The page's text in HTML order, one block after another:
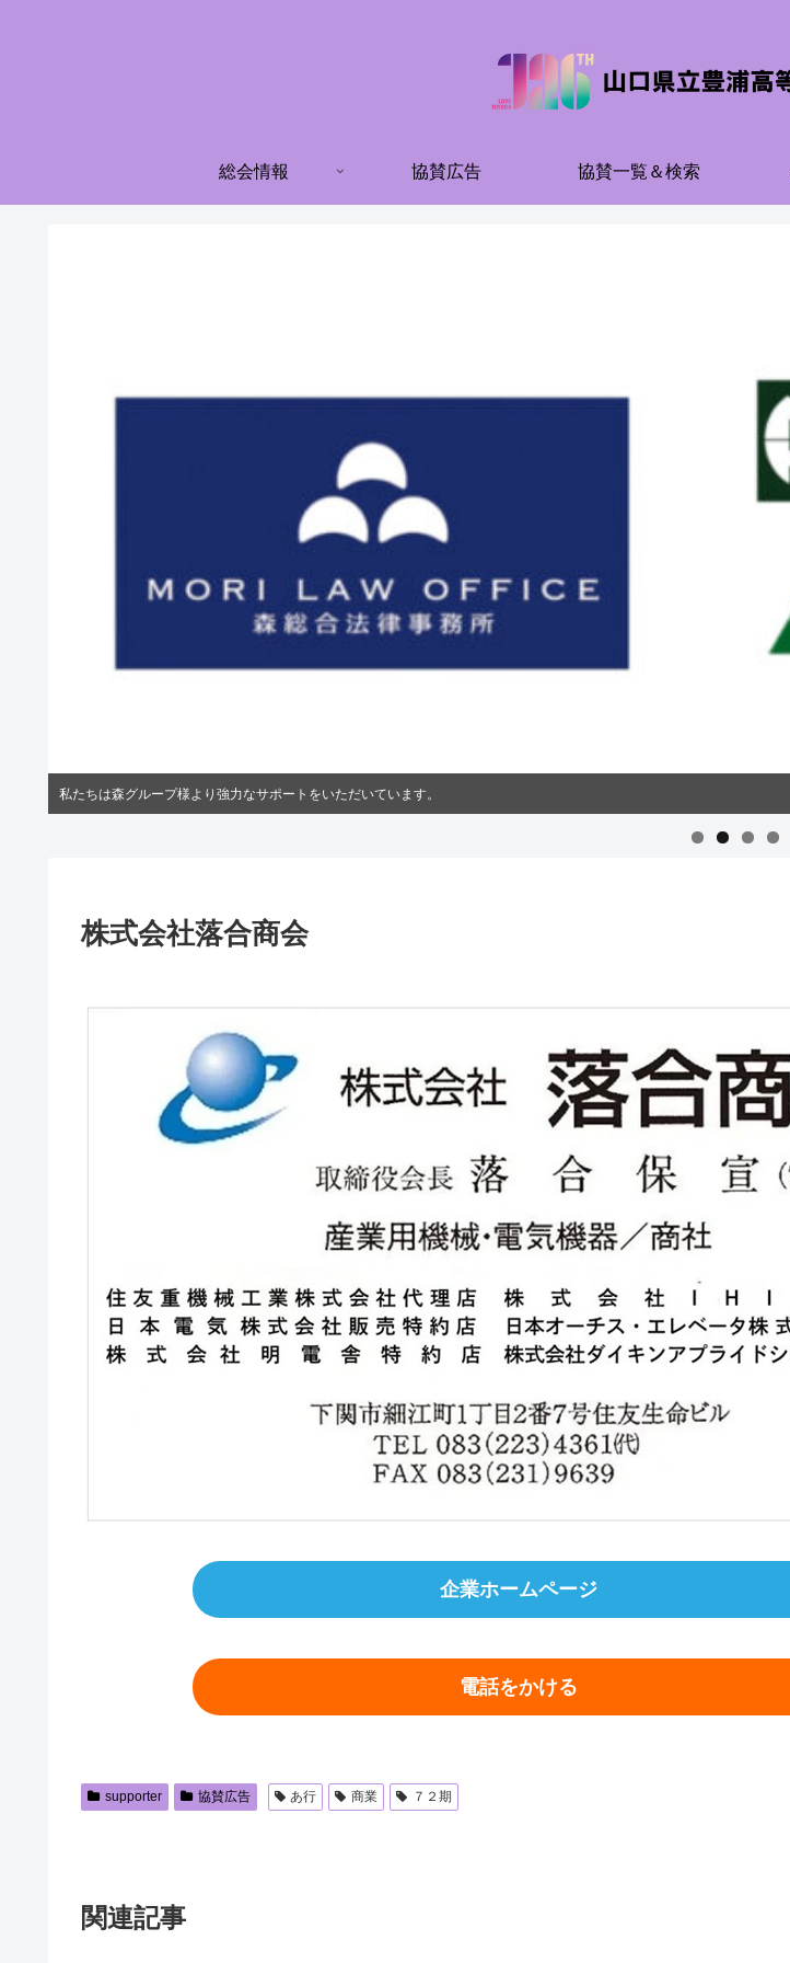
総会情報 協賛広告 協賛一覧＆検索
私たちは森グループ様より強力なサポートをいただいています。
株式会社落合商会
企業ホームページ
電話をかける
supporter 協賛広告 あ行 商業 ７２期
関連記事